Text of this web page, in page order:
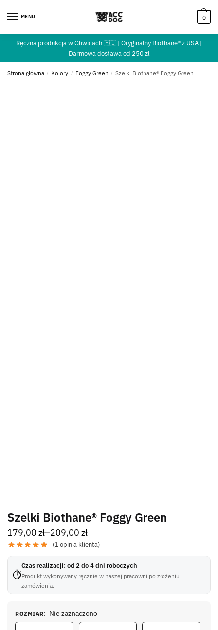
MENU 0
Ręczna produkcja w Gliwicach 🇵🇱 | Oryginalny BioThane® z USA |
Darmowa dostawa od 250 zł
Strona główna / Kolory / Foggy Green / Szelki Biothane® Foggy Green
Szelki Biothane® Foggy Green
179,00 zł–209,00 zł
(1 opinia klienta)
⏱
Czas realizacji: od 2 do 4 dni roboczych
Produkt wykonywany ręcznie w naszej pracowni po złożeniu
zamówienia.
ROZMIAR: Nie zaznaczono